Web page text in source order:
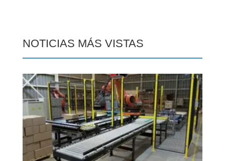
NOTICIAS MÁS VISTAS